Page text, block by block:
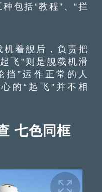
包括“教程”、“拦
着舰后，负责把
飞”则是舰载机滑
挡”运作正常的人
的“起飞”并不相
七色同框